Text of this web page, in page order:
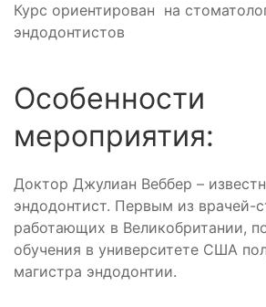
Курс ориентирован на
эндодонтистов
Особенности
мероприятия:
Доктор Джулиан Веббер –
эндодонтист. Первым из врачей-
работающих в Великобритании,
обучения в университете США
магистра эндодонтии.